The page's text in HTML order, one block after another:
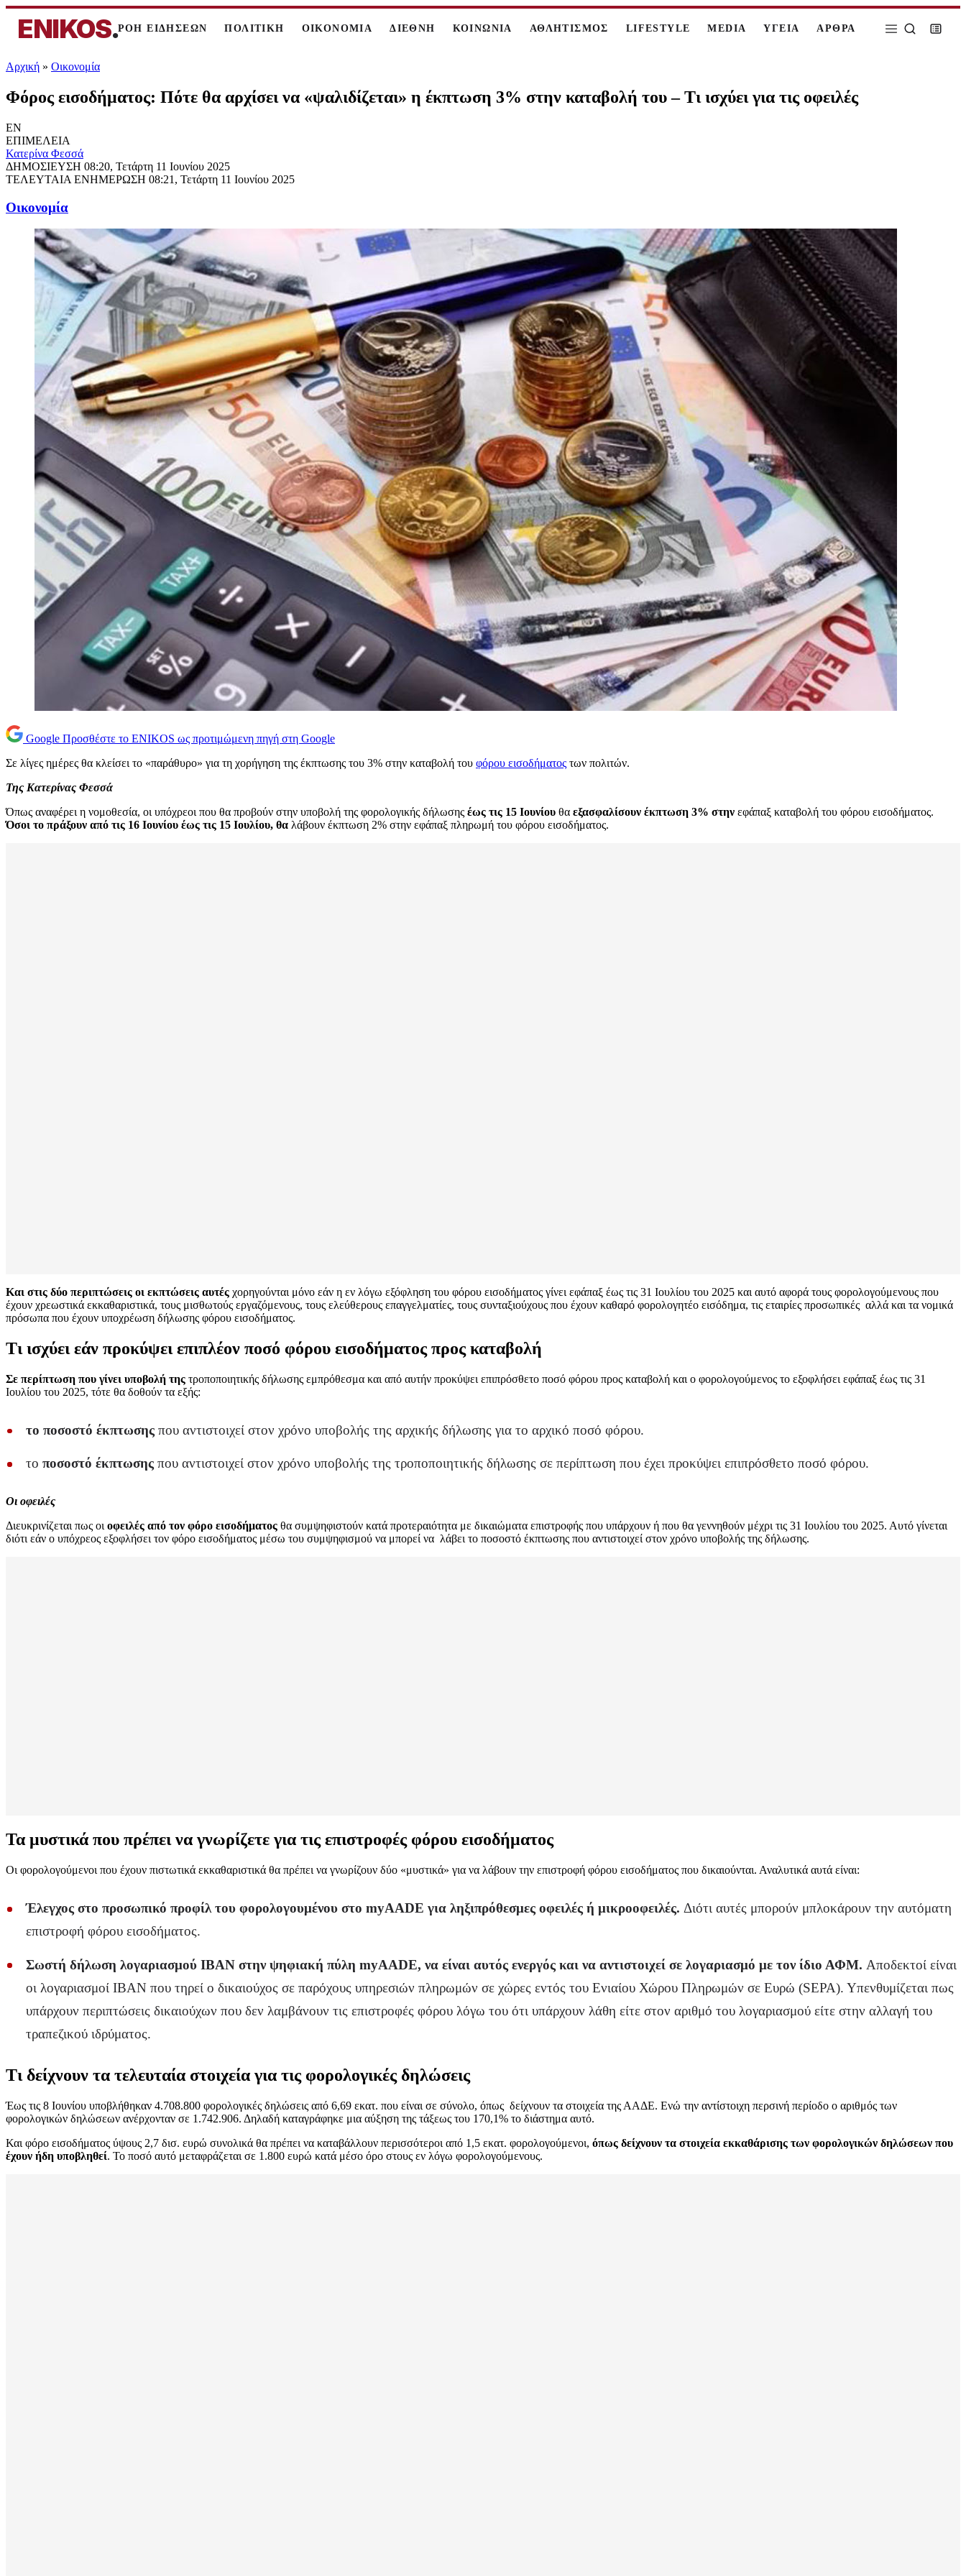
ENIKOS.ΡΟΗ ΕΙΔΗΣΕΩΝ ΠΟΛΙΤΙΚΗ ΟΙΚΟΝΟΜΙΑ ΔΙΕΘΝΗ ΚΟΙΝΩΝΙΑ ΑΘΛΗΤΙΣΜΟΣ LIFESTYLE MEDIA ΥΓΕΙΑ ΑΡΘΡΑ
Αρχική » Oικονομία
Φόρος εισοδήματος: Πότε θα αρχίσει να «ψαλιδίζεται» η έκπτωση 3% στην καταβολή του – Τι ισχύει για τις οφειλές
EN
ΕΠΙΜΕΛΕΙΑ
Κατερίνα Φεσσά
ΔΗΜΟΣΙΕΥΣΗ 08:20, Τετάρτη 11 Ιουνίου 2025
ΤΕΛΕΥΤΑΙΑ ΕΝΗΜΕΡΩΣΗ 08:21, Τετάρτη 11 Ιουνίου 2025
Oικονομία
Google Προσθέστε το ENIKOS ως προτιμώμενη πηγή στη Google
Σε λίγες ημέρες θα κλείσει το «παράθυρο» για τη χορήγηση της έκπτωσης του 3% στην καταβολή του φόρου εισοδήματος των πολιτών.
Της Κατερίνας Φεσσά
Όπως αναφέρει η νομοθεσία, οι υπόχρεοι που θα προβούν στην υποβολή της φορολογικής δήλωσης έως τις 15 Ιουνίου θα εξασφαλίσουν έκπτωση 3% στην εφάπαξ καταβολή του φόρου εισοδήματος.
Όσοι το πράξουν από τις 16 Ιουνίου έως τις 15 Ιουλίου, θα λάβουν έκπτωση 2% στην εφάπαξ πληρωμή του φόρου εισοδήματος.
Και στις δύο περιπτώσεις οι εκπτώσεις αυτές χορηγούνται μόνο εάν η εν λόγω εξόφληση του φόρου εισοδήματος γίνει εφάπαξ έως τις 31 Ιουλίου του 2025 και αυτό αφορά τους φορολογούμενους που
έχουν χρεωστικά εκκαθαριστικά, τους μισθωτούς εργαζόμενους, τους ελεύθερους επαγγελματίες, τους συνταξιούχους που έχουν καθαρό φορολογητέο εισόδημα, τις εταιρίες προσωπικές αλλά και τα νομικά
πρόσωπα που έχουν υποχρέωση δήλωσης φόρου εισοδήματος.
Τι ισχύει εάν προκύψει επιπλέον ποσό φόρου εισοδήματος προς καταβολή
Σε περίπτωση που γίνει υποβολή της τροποποιητικής δήλωσης εμπρόθεσμα και από αυτήν προκύψει επιπρόσθετο ποσό φόρου προς καταβολή και ο φορολογούμενος το εξοφλήσει εφάπαξ έως τις 31
Ιουλίου του 2025, τότε θα δοθούν τα εξής:
το ποσοστό έκπτωσης που αντιστοιχεί στον χρόνο υποβολής της αρχικής δήλωσης για το αρχικό ποσό φόρου.
το ποσοστό έκπτωσης που αντιστοιχεί στον χρόνο υποβολής της τροποποιητικής δήλωσης σε περίπτωση που έχει προκύψει επιπρόσθετο ποσό φόρου.
Οι οφειλές
Διευκρινίζεται πως οιοφειλές από τον φόρο εισοδήματος θα συμψηφιστούν κατά προτεραιότητα με δικαιώματα επιστροφής που υπάρχουν ή που θα γεννηθούν μέχρι τις 31 Ιουλίου του 2025. Αυτό γίνεται
διότι εάν ο υπόχρεος εξοφλήσει τον φόρο εισοδήματος μέσω του συμψηφισμού να μπορεί να λάβει το ποσοστό έκπτωσης που αντιστοιχεί στον χρόνο υποβολής της δήλωσης.
Τα μυστικά που πρέπει να γνωρίζετε για τις επιστροφές φόρου εισοδήματος
Οι φορολογούμενοι που έχουν πιστωτικά εκκαθαριστικά θα πρέπει να γνωρίζουν δύο «μυστικά» για να λάβουν την επιστροφή φόρου εισοδήματος που δικαιούνται. Αναλυτικά αυτά είναι:
Έλεγχος στο προσωπικό προφίλ του φορολογουμένου στο myAADE για ληξιπρόθεσμες οφειλές ή μικροοφειλές. Διότι αυτές μπορούν μπλοκάρουν την αυτόματη
επιστροφή φόρου εισοδήματος.
Σωστή δήλωση λογαριασμού ΙΒΑΝ στην ψηφιακή πύλη myAADE, να είναι αυτός ενεργός και να αντιστοιχεί σε λογαριασμό με τον ίδιο ΑΦΜ. Αποδεκτοί είναι
οι λογαριασμοί ΙΒΑΝ που τηρεί ο δικαιούχος σε παρόχους υπηρεσιών πληρωμών σε χώρες εντός του Ενιαίου Χώρου Πληρωμών σε Ευρώ (SEPA). Υπενθυμίζεται πως
υπάρχουν περιπτώσεις δικαιούχων που δεν λαμβάνουν τις επιστροφές φόρου λόγω του ότι υπάρχουν λάθη είτε στον αριθμό του λογαριασμού είτε στην αλλαγή του
τραπεζικού ιδρύματος.
Τι δείχνουν τα τελευταία στοιχεία για τις φορολογικές δηλώσεις
Έως τις 8 Ιουνίου υποβλήθηκαν 4.708.800 φορολογικές δηλώσεις από 6,69 εκατ. που είναι σε σύνολο, όπως δείχνουν τα στοιχεία της ΑΑΔΕ. Ενώ την αντίστοιχη περσινή περίοδο ο αριθμός των
φορολογικών δηλώσεων ανέρχονταν σε 1.742.906. Δηλαδή καταγράφηκε μια αύξηση της τάξεως του 170,1% το διάστημα αυτό.
Και φόρο εισοδήματος ύψους 2,7 δισ. ευρώ συνολικά θα πρέπει να καταβάλλουν περισσότεροι από 1,5 εκατ. φορολογούμενοι, όπως δείχνουν τα στοιχεία εκκαθάρισης των φορολογικών δηλώσεων που
έχουν ήδη υποβληθεί. Το ποσό αυτό μεταφράζεται σε 1.800 ευρώ κατά μέσο όρο στους εν λόγω φορολογούμενους.